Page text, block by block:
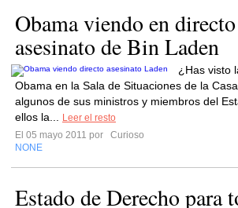
Obama viendo en
asesinato de Bin Laden
¿Has visto
Obama en la Sala de Situaciones de la
algunos de sus ministros y miembros del
ellos la...
Leer el resto
El 05 mayo 2011 por
Curioso
NONE
Estado de Derecho para